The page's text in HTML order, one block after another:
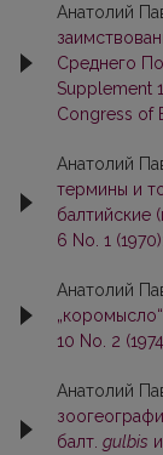
Анатолий
Среднего
Supplement
Congress of
Анатолий
термины и
балтийские
6 No. 1
Анатолий
10 No. 2
Анатолий
балт. gulbis